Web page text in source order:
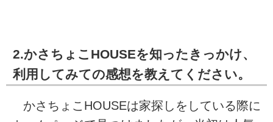
2.かさちょこHOUSEを知ったきっかけ、
利用してみての感想を教えてください。
かさちょこHOUSEは家探しをしている際に